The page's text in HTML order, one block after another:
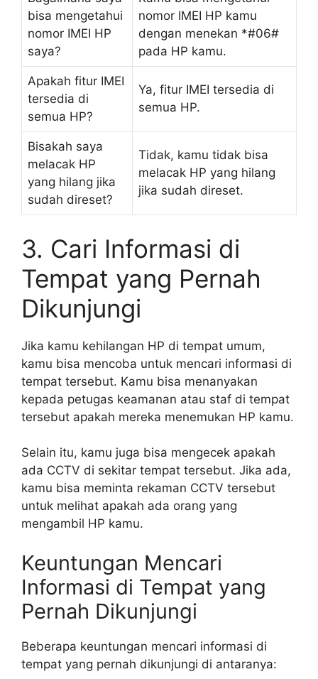
bisa mengetahui
nomor IMEI HP
saya?
nomor IMEI HP kamu
dengan menekan *#06#
pada HP kamu.
Apakah fitur IMEI
tersedia di
semua HP?
Ya, fitur IMEI tersedia di
semua HP.
Bisakah saya
melacak HP
yang hilang jika
sudah direset?
Tidak, kamu tidak bisa
melacak HP yang hilang
jika sudah direset.
3. Cari Informasi di
Tempat yang Pernah
Dikunjungi
Jika kamu kehilangan HP di tempat umum,
kamu bisa mencoba untuk mencari informasi di
tempat tersebut. Kamu bisa menanyakan
kepada petugas keamanan atau staf di tempat
tersebut apakah mereka menemukan HP kamu.
Selain itu, kamu juga bisa mengecek apakah
ada CCTV di sekitar tempat tersebut. Jika ada,
kamu bisa meminta rekaman CCTV tersebut
untuk melihat apakah ada orang yang
mengambil HP kamu.
Keuntungan Mencari
Informasi di Tempat yang
Pernah Dikunjungi
Beberapa keuntungan mencari informasi di
tempat yang pernah dikunjungi di antaranya: